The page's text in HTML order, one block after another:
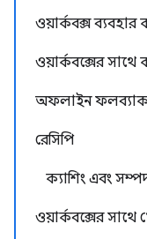
ওয়ার্কবক্স ব্যবহার
ওয়ার্কবক্সের
অফলাইন
রেসিপি
ক্যাশিং এবং
ওয়ার্কবক্সের সাথে